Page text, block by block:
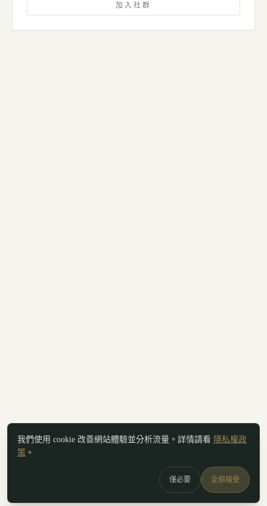
加入社群
我們使用 cookie 改善網站體驗並分析流量。詳情請看 隱私權政
策 。
僅必要 全部接受